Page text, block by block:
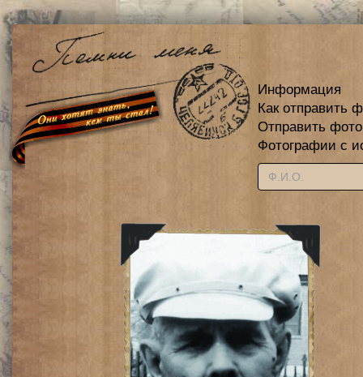
Информация
Как отправить
Отправить
Фотографии с